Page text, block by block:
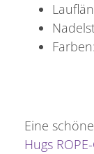
Eine
Hugs